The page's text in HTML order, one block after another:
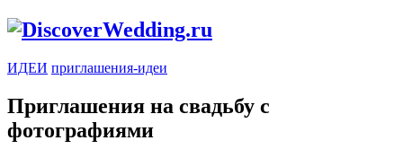
ИДЕИ приглашения-идеи
Приглашения на свадьбу с
фотографиями